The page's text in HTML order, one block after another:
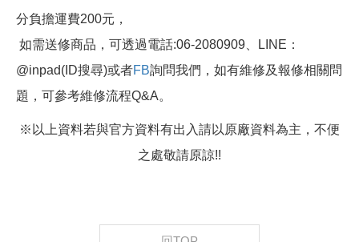
分負擔運費200元，
如需送修商品，可透過電話:06-2080909、LINE：
@inpad(ID搜尋)或者FB詢問我們，如有維修及報修相關問
題，可參考維修流程Q&A。
※以上資料若與官方資料有出入請以原廠資料為主，不便
之處敬請原諒!!